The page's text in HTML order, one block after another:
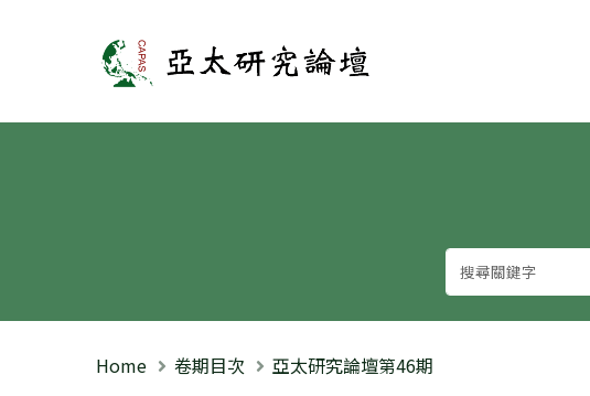
亞太研究論壇
Home 卷期目次 亞太研究論壇第46期